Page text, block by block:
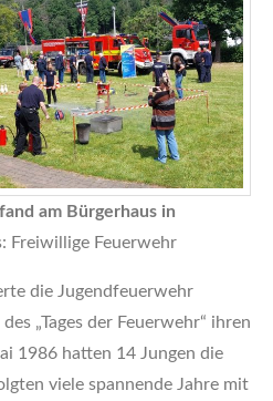
am Bürgerhaus in
Freiwillige Feuerwehr
die Jugendfeuerwehr
„Tages der Feuerwehr“ ihren
1986 hatten 14 Jungen die
viele spannende Jahre mit